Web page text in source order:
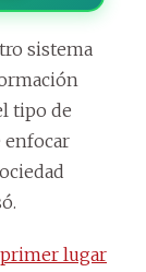
sistema
tipo de
enfocar
primer lugar